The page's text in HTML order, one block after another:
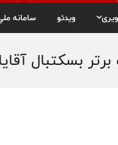
ویدئو سامانه
بسکتبال